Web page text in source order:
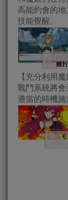
高能約會的
技能覺醒。
【充分利用
戰鬥系統將
適當的時機施